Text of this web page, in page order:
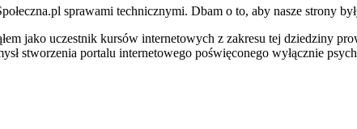
sprawami technicznymi. Dbam o to, aby nasze strony
jako uczestnik kursów internetowych z zakresu tej dziedziny
stworzenia portalu internetowego poświęconego wyłącznie